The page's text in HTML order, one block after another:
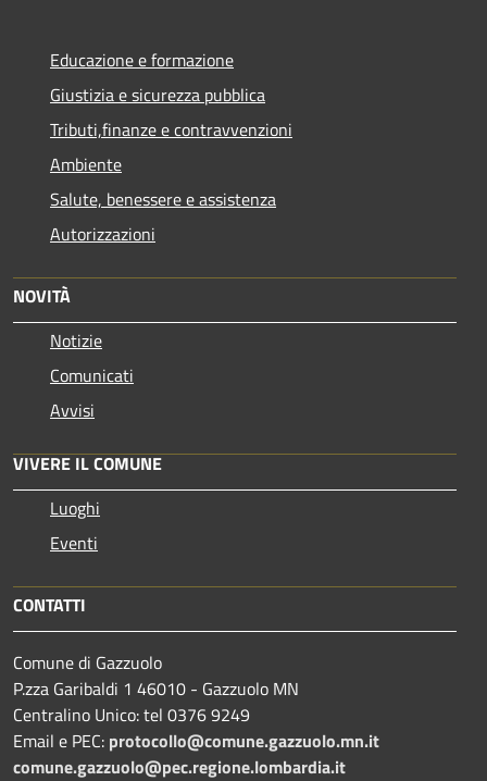
Educazione e formazione
Giustizia e sicurezza pubblica
Tributi,finanze e contravvenzioni
Ambiente
Salute, benessere e assistenza
Autorizzazioni
NOVITÀ
Notizie
Comunicati
Avvisi
VIVERE IL COMUNE
Luoghi
Eventi
CONTATTI
Comune di Gazzuolo
P.zza Garibaldi 1 46010 - Gazzuolo MN
Centralino Unico: tel 0376 9249
Email e PEC: protocollo@comune.gazzuolo.mn.it
comune.gazzuolo@pec.regione.lombardia.it